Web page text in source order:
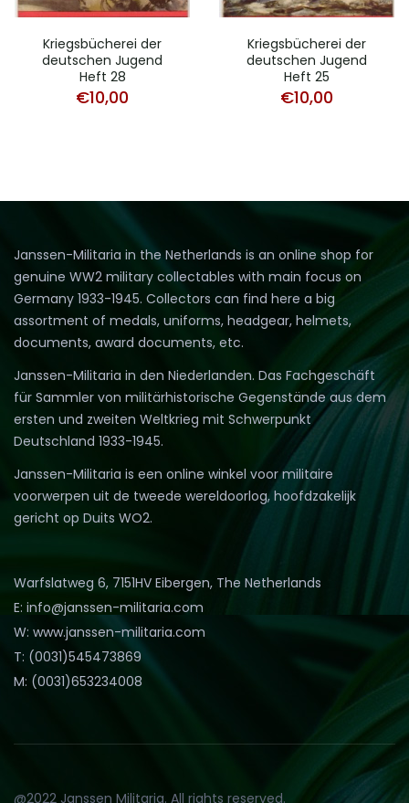
Kriegsbücherei der
deutschen Jugend
Heft 28
€10,00
Kriegsbücherei der
deutschen Jugend
Heft 25
€10,00
Janssen-Militaria in the Netherlands is an online shop for
genuine WW2 military collectables with main focus on
Germany 1933-1945. Collectors can find here a big
assortment of medals, uniforms, headgear, helmets,
documents, award documents, etc.
Janssen-Militaria in den Niederlanden. Das Fachgeschäft
für Sammler von militärhistorische Gegenstände aus dem
ersten und zweiten Weltkrieg mit Schwerpunkt
Deutschland 1933-1945.
Janssen-Militaria is een online winkel voor militaire
voorwerpen uit de tweede wereldoorlog, hoofdzakelijk
gericht op Duits WO2.
Warfslatweg 6, 7151HV Eibergen, The Netherlands
E: info@janssen-militaria.com
W: www.janssen-militaria.com
T: (0031)545473869
M: (0031)653234008
@2022 Janssen Militaria. All rights reserved.